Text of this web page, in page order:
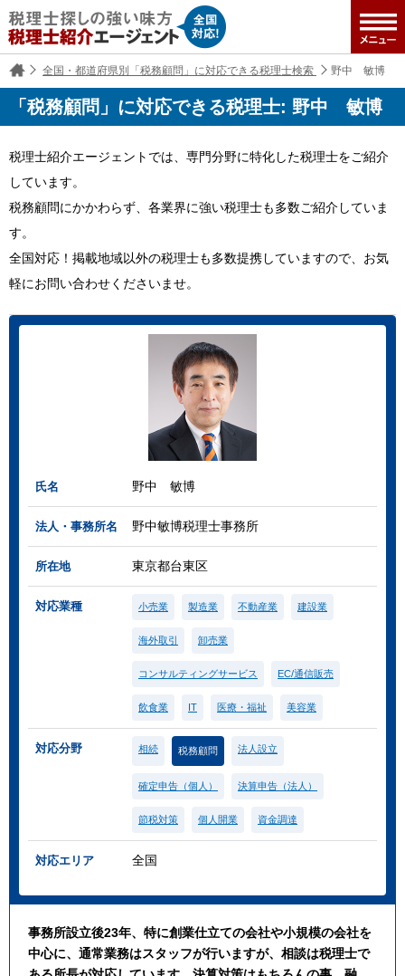
全国・都道府県別「税務顧問」に対応できる税理士検索 野中 敏博
「税務顧問」に対応できる税理士: 野中 敏博
税理士紹介エージェントでは、専門分野に特化した税理士をご紹介
しています。
税務顧問にかかわらず、各業界に強い税理士も多数ご紹介していま
す。
全国対応！掲載地域以外の税理士も多数提携していますので、お気
軽にお問い合わせくださいませ。
氏名 野中 敏博
法人・事務所名 野中敏博税理士事務所
所在地 東京都台東区
対応業種 小売業 製造業 不動産業 建設業
海外取引 卸売業
コンサルティングサービス EC/通信販売
飲食業 IT 医療・福祉 美容業
対応分野 相続 税務顧問 法人設立
確定申告（個人） 決算申告（法人）
節税対策 個人開業 資金調達
対応エリア 全国
事務所設立後23年、特に創業仕立ての会社や小規模の会社を
中心に、通常業務はスタッフが行いますが、相談は税理士で